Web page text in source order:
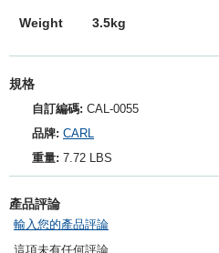
Weight 3.5kg
規格
自訂編碼: CAL-0055
品牌: CARL
重量: 7.72 LBS
產品評論
輸入您的產品評論
這項未有任何評論